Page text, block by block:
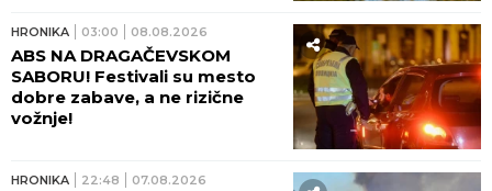
HRONIKA 03:00 08.08.2026
ABS NA DRAGAČEVSKOM
SABORU! Festivali su mesto
dobre zabave, a ne rizične
vožnje!
HRONIKA 22:48 07.08.2026